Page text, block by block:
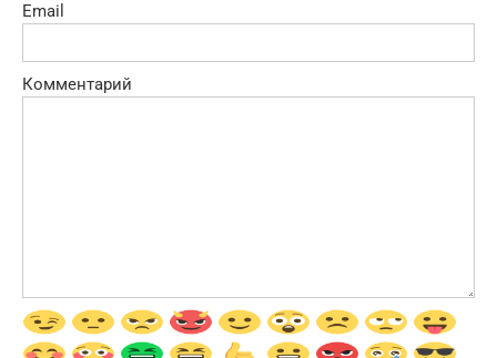
Email
Комментарий